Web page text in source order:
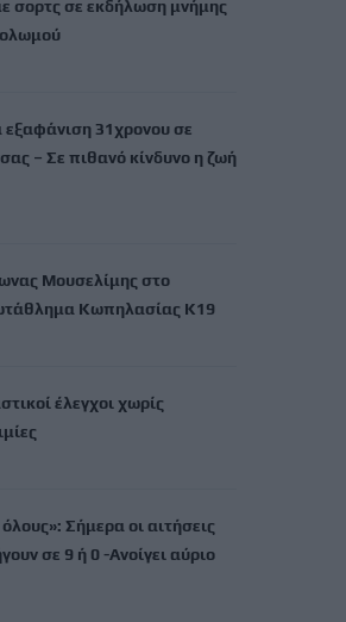
σορτς σε εκδήλωση μνήμης
εξαφάνιση 31χρονου σε
– Σε πιθανό κίνδυνο η ζωή
Μουσελίμης στο
Κωπηλασίας Κ19
έλεγχοι χωρίς
Σήμερα οι αιτήσεις
σε 9 ή 0 -Ανοίγει αύριο